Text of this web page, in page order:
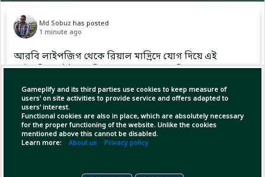
Gameplify and its third parties use cookies to keep measure of
users' on site activities to provide service and offers adapted to
users' interest.
Functional cookies are also in place, which are absolutely necessary
for the proper functioning of the website. Unlike the cookies
mentioned above this cannot be disabled.
Learn more: About us Privacy policy
Md Sobuz has posted
1 minute ago
আরবি লাইপজিগ থেকে রিয়াল মাদ্রিদে যোগ দিয়ে এই
আইভরিয়ান উইঙ্গার নিজের নামের পাশে বসিয়ে
দিয়েছেন ফুটবল ইতিহাসের অন্যতম বড় এক অঙ্ক,
বোনাসসহ যা ছুঁতে পারে ১২০ মিলিয়ন পাউন্ড পর্যন্ত।
(1) Copy Link Open